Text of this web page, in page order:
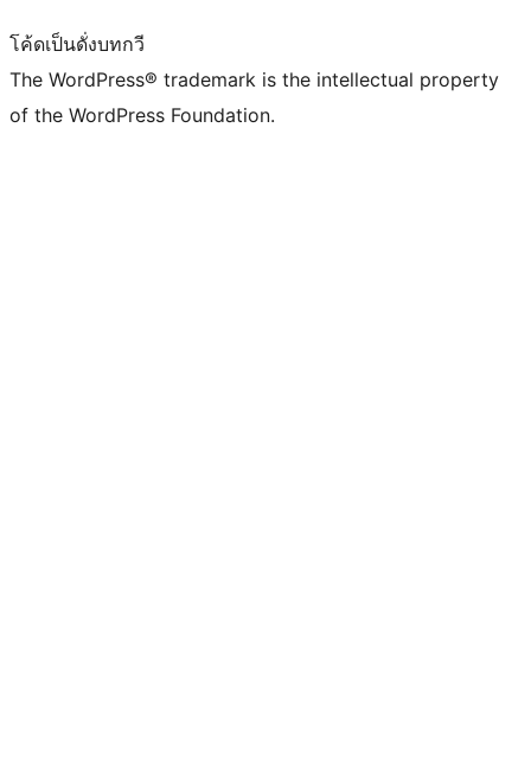
โค้ดเป็นดั่งบทกวี
The WordPress® trademark is the intellectual property
of the WordPress Foundation.